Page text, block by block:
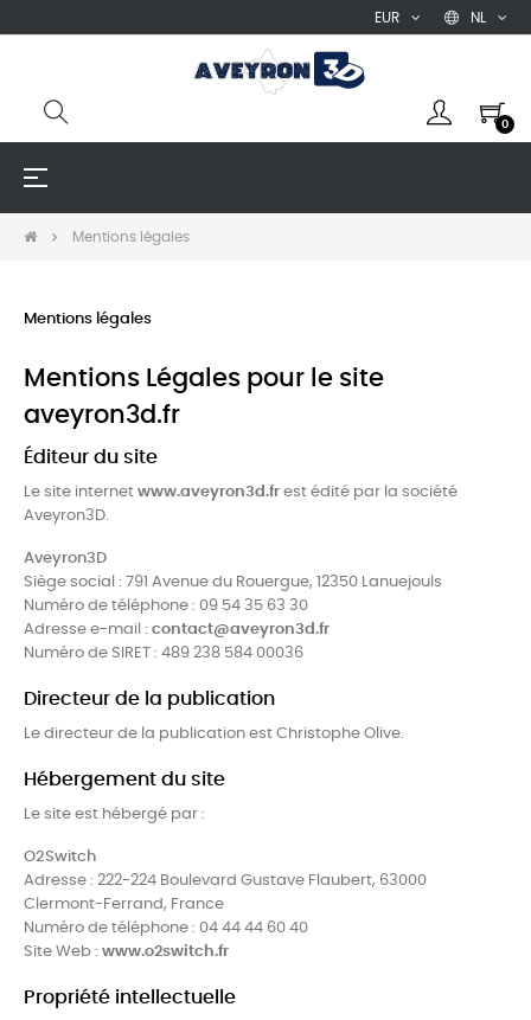
NL
EUR
0
Toggle
☰
Mentions légales
Mentions légales
Mentions Légales pour le site
aveyron3d.fr
Éditeur du site
Le site internet www.aveyron3d.fr est édité par la société
Aveyron3D.
Aveyron3D
Siège social : 791 Avenue du Rouergue, 12350 Lanuejouls
Numéro de téléphone : 09 54 35 63 30
Adresse e-mail : contact@aveyron3d.fr
Numéro de SIRET : 489 238 584 00036
Directeur de la publication
Le directeur de la publication est Christophe Olive.
Hébergement du site
Le site est hébergé par :
O2Switch
Adresse : 222-224 Boulevard Gustave Flaubert, 63000
Clermont-Ferrand, France
Numéro de téléphone : 04 44 44 60 40
Site Web : www.o2switch.fr
Propriété intellectuelle